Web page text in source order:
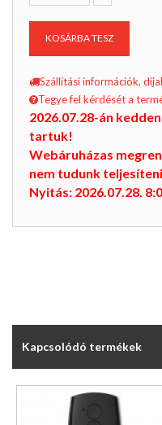
KOSÁRBA TESZ
Szállítási információk,
Tegye fel kérdését a
2026.07.28-án
tartuk!
Webáruházas
nem tudunk
Nyitás: 2026.07.28.
Kapcsolódó termékek